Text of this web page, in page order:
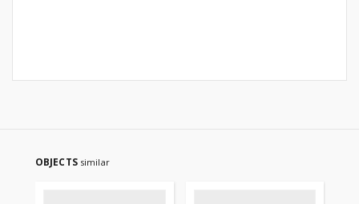
OBJECTS similar